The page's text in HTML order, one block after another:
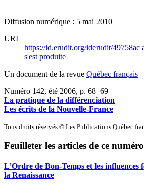
Diffusion numérique : 5 mai 2010
URI
https://id.erudit.org/iderudit/49758ac
s'est produite
Un document de la revue Québec français
Numéro 142, été 2006, p. 68–69
La pratique de la différenciation
Les écrits de la Nouvelle-France
Tous droits réservés © Les Publications Québec
Feuilleter les articles de ce numéro
L’Ordre de Bon-Temps et les influences
la Renaissance